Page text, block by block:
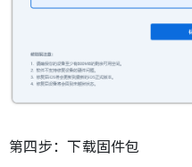
第四步：下载固件包